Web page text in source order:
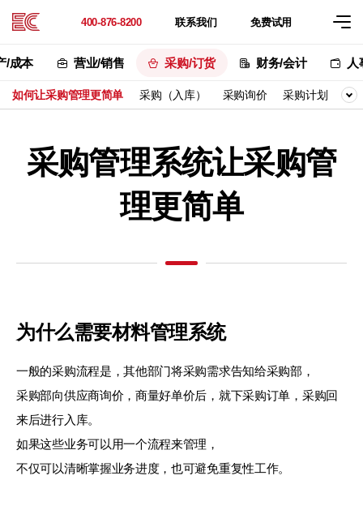
400-876-8200 联系我们 免费试用
/成本 营业/销售 采购/订货 财务/会计 人
如何让采购管理更简单 采购（入库） 采购询价 采购计划
采购管理系统让采购管
理更简单
为什么需要材料管理系统
一般的采购流程是，其他部门将采购需求告知给采购部，
采购部向供应商询价，商量好单价后，就下采购订单，采购回
来后进行入库。
如果这些业务可以用一个流程来管理，
不仅可以清晰掌握业务进度，也可避免重复性工作。